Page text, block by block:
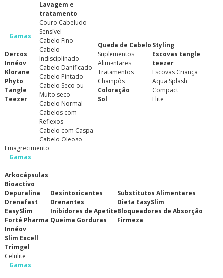
Gamas
Dercos
Innéov
Klorane
Phyto
Tangle
Teezer
Lavagem e
tratamento
Couro Cabeludo
Sensível
Cabelo Fino
Cabelo
Indisciplinado
Cabelo Danificado
Cabelo Pintado
Cabelo Seco ou
Muito seco
Cabelo Normal
Cabelos com
Reflexos
Cabelo com Caspa
Cabelo Oleoso
Queda de Cabelo
Suplementos
Alimentares
Tratamentos
Champôs
Coloração
Sol
Styling
Escovas tangle
teezer
Escovas Criança
Aqua Splash
Compact
Elite
Emagrecimento
Gamas
Arkocápsulas
Bioactivo
Depuralina
Drenafast
EasySlim
Forté Pharma
Innéov
Slim Excell
Trimgel
Desintoxicantes
Drenantes
Inibidores de Apetite
Queima Gorduras
Substitutos Alimentares
Dieta EasySlim
Bloqueadores de Absorção
Firmeza
Celulite
Gamas